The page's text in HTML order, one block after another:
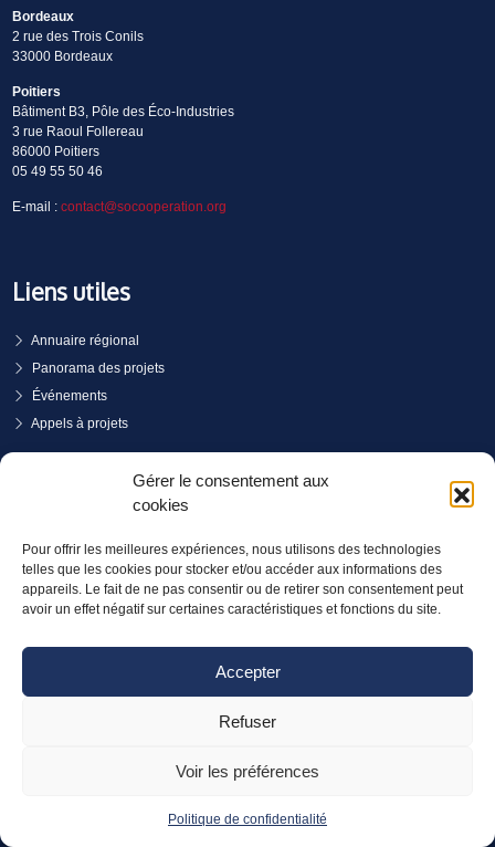
Gérer le consentement aux
cookies
Pour offrir les meilleures expériences, nous utilisons des technologies
telles que les cookies pour stocker et/ou accéder aux informations des
appareils. Le fait de ne pas consentir ou de retirer son consentement peut
avoir un effet négatif sur certaines caractéristiques et fonctions du site.
Accepter
Refuser
Voir les préférences
Politique de confidentialité
Bordeaux
2 rue des Trois Conils
33000 Bordeaux
Poitiers
Bâtiment B3, Pôle des Éco-Industries
3 rue Raoul Follereau
86000 Poitiers
05 49 55 50 46
E-mail : contact@socooperation.org
Liens utiles
Annuaire régional
Panorama des projets
Événements
Appels à projets
Réalisation :La Luciole Digitale